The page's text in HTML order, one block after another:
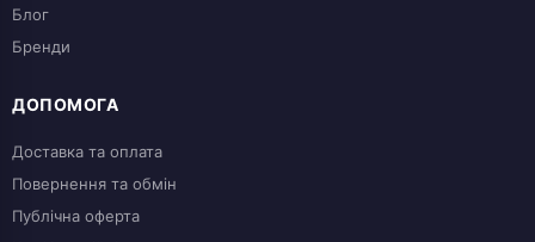
Блог
Бренди
ДОПОМОГА
Доставка та оплата
Повернення та обмін
Публічна оферта